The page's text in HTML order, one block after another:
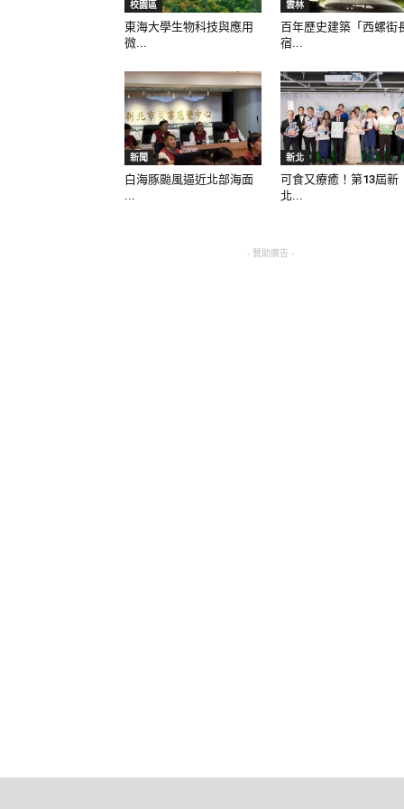
校園區
東海大學生物科技與應用
微...
雲林
百年歷史建築「西螺街
宿...
新聞
白海豚颱風逼近北部海面
...
新北
可食又療癒！第13屆新
北...
- 贊助廣告 -